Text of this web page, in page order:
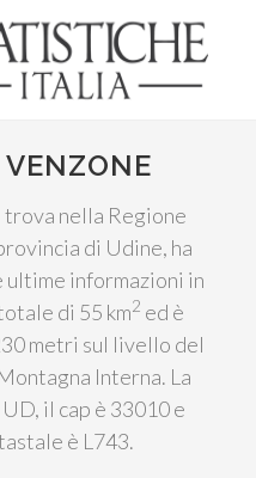
trova nella Regione
di Udine, ha
informazioni in
di 55 km2 ed è
metri sul livello del
Interna. La
il cap è 33010 e
è L743.